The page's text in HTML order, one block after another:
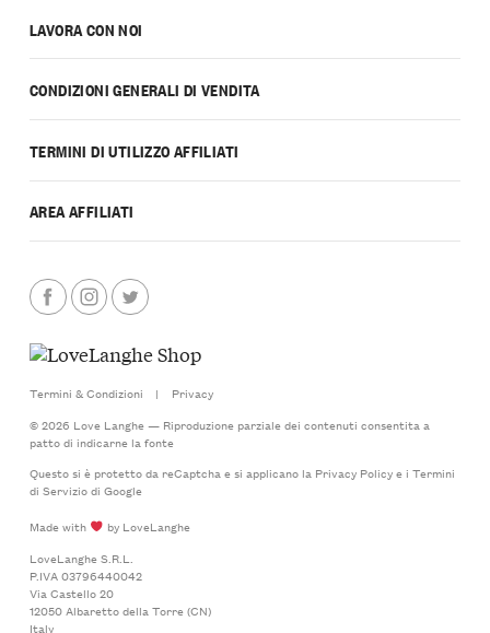
LAVORA CON NOI
CONDIZIONI GENERALI DI VENDITA
TERMINI DI UTILIZZO AFFILIATI
AREA AFFILIATI
Termini & Condizioni |
Privacy
© 2026 Love Langhe — Riproduzione parziale dei contenuti consentita a
patto di indicarne la fonte
Questo si è protetto da reCaptcha e si applicano la Privacy Policye i Termini
di Serviziodi Google
Made with
by LoveLanghe
LoveLanghe S.R.L.
P.IVA 03796440042
Via Castello 20
12050 Albaretto della Torre (CN)
Italy